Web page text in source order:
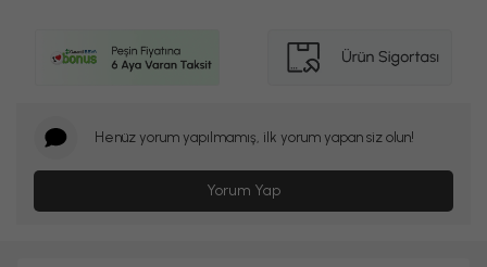
Henüz yorum yapılmamış, ilk yorum yapan siz olun!
Yorum Yap